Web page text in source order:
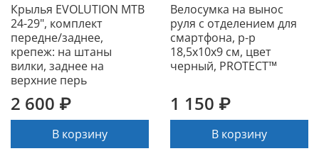
Крылья EVOLUTION MTB
24-29", комплект
передне/заднее,
крепеж: на штаны
вилки, заднее на
верхние перь
2 600 ₽
В корзину
Велосумка на вынос
руля с отделением для
смартфона, р-р
18,5х10х9 см, цвет
черный, PROTECT™
1 150 ₽
В корзину